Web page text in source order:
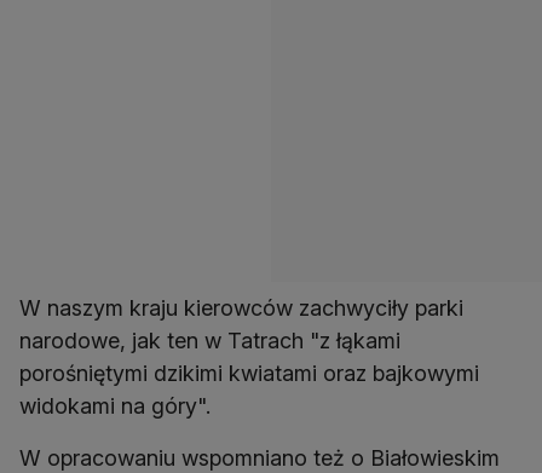
W naszym kraju kierowców zachwyciły parki
narodowe, jak ten w Tatrach "z łąkami
porośniętymi dzikimi kwiatami oraz bajkowymi
widokami na góry".
W opracowaniu wspomniano też o Białowieskim